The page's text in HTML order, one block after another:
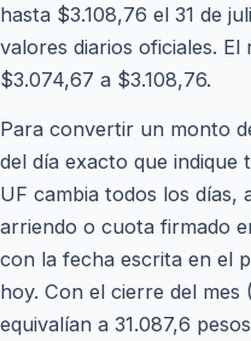
hasta $3.108,76 el 31 de
valores diarios oficiales.
$3.074,67 a $3.108,76.
Para convertir un monto
del día exacto que
UF cambia todos los días,
arriendo o cuota firmado
con la fecha escrita en el
hoy. Con el cierre del mes
equivalían a 31.087,6